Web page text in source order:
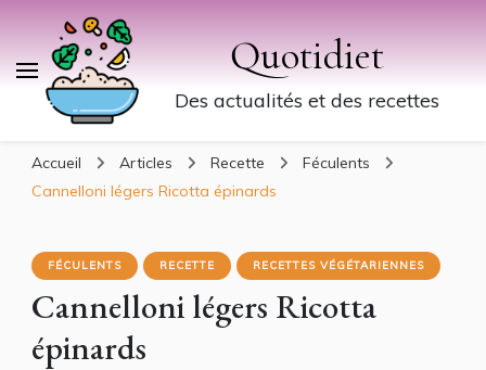
Quotidiet
Des actualités et des recettes
Accueil Articles Recette
Féculents
Cannelloni légers Ricotta épinards
FÉCULENTS RECETTE RECETTES VÉGÉTARIENNES
Cannelloni légers Ricotta
épinards